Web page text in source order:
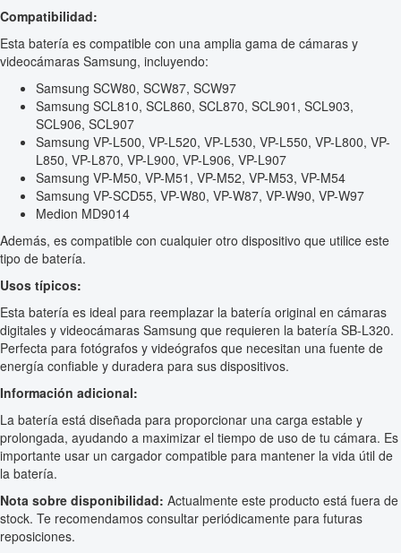
Compatibilidad:
Esta batería es compatible con una amplia gama de cámaras y
videocámaras Samsung, incluyendo:
Samsung SCW80, SCW87, SCW97
Samsung SCL810, SCL860, SCL870, SCL901, SCL903,
SCL906, SCL907
Samsung VP-L500, VP-L520, VP-L530, VP-L550, VP-L800, VP-
L850, VP-L870, VP-L900, VP-L906, VP-L907
Samsung VP-M50, VP-M51, VP-M52, VP-M53, VP-M54
Samsung VP-SCD55, VP-W80, VP-W87, VP-W90, VP-W97
Medion MD9014
Además, es compatible con cualquier otro dispositivo que utilice este
tipo de batería.
Usos típicos:
Esta batería es ideal para reemplazar la batería original en cámaras
digitales y videocámaras Samsung que requieren la batería SB-L320.
Perfecta para fotógrafos y videógrafos que necesitan una fuente de
energía confiable y duradera para sus dispositivos.
Información adicional:
La batería está diseñada para proporcionar una carga estable y
prolongada, ayudando a maximizar el tiempo de uso de tu cámara. Es
importante usar un cargador compatible para mantener la vida útil de
la batería.
Nota sobre disponibilidad: Actualmente este producto está fuera de
stock. Te recomendamos consultar periódicamente para futuras
reposiciones.